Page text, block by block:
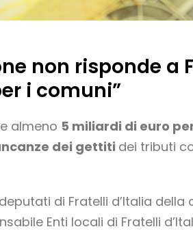
non risponde a
i comuni”
almeno 5 miliardi di euro
dei gettiti dei tributi
di Fratelli d’Italia
Enti locali di Fratelli